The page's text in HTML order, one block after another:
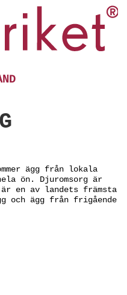
ägg från lokala
ön. Djuromsorg är
en av landets främsta
och ägg från frigående